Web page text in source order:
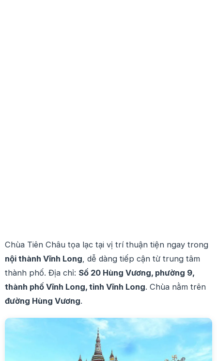
Chùa Tiên Châu tọa lạc tại vị trí thuận tiện ngay trong
nội thành Vĩnh Long , dễ dàng tiếp cận từ trung tâm
thành phố. Địa chỉ: Số 20 Hùng Vương, phường 9,
thành phố Vĩnh Long, tỉnh Vĩnh Long. Chùa nằm trên
đường Hùng Vương.